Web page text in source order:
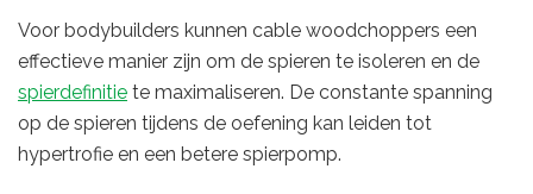
Voor bodybuilders kunnen cable woodchoppers een
effectieve manier zijn om de spieren te isoleren en de
spierdefinitie te maximaliseren. De constante spanning
op de spieren tijdens de oefening kan leiden tot
hypertrofie en een betere spierpomp.